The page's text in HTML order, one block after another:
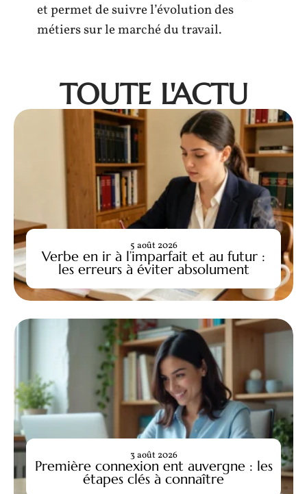
et permet de suivre l’évolution des
métiers sur le marché du travail.
TOUTE L'ACTU
Verbe en ir à l’imparfait et au futur :
les erreurs à éviter absolument
5 août 2026
Première connexion ent auvergne : les
étapes clés à connaître
3 août 2026